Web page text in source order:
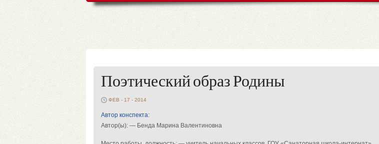
Поэтический образ Родины
ФЕВ - 17 - 2014
Автор конспекта:
Автор(ы): — Бенда Марина Валентиновна